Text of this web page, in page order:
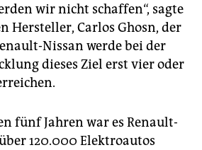
wir nicht schaffen“, sagte
Hersteller, Carlos Ghosn, der
Nissan werde bei der
dieses Ziel erst vier oder
fünf Jahren war es Renault-
120.000 Elektroautos